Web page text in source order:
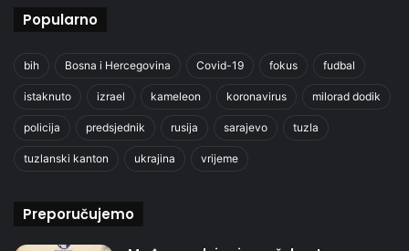
Popularno
bih Bosna i Hercegovina Covid-19 fokus fudbal
istaknuto izrael kameleon koronavirus milorad dodik
policija predsjednik rusija sarajevo tuzla
tuzlanski kanton ukrajina vrijeme
Preporučujemo